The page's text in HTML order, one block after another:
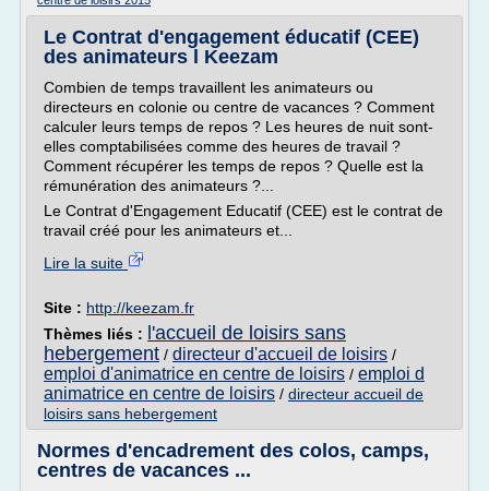
Le Contrat d'engagement éducatif (CEE)
des animateurs l Keezam
Combien de temps travaillent les animateurs ou
directeurs en colonie ou centre de vacances ? Comment
calculer leurs temps de repos ? Les heures de nuit sont-
elles comptabilisées comme des heures de travail ?
Comment récupérer les temps de repos ? Quelle est la
rémunération des animateurs ?...
Le Contrat d'Engagement Educatif (CEE) est le contrat de
travail créé pour les animateurs et...
Lire la suite
Site : http://keezam.fr
Thèmes liés :
l'accueil de loisirs sans
hebergement / directeur d'accueil de loisirs /
emploi d'animatrice en centre de loisirs / emploi d
animatrice en centre de loisirs / directeur accueil de
loisirs sans hebergement
Normes d'encadrement des colos, camps,
centres de vacances ...